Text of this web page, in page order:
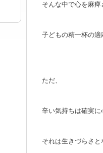
そんな中で心を麻痺
子どもの精一杯の適
ただ、
辛い気持ちは確実に
それは生きづらさと